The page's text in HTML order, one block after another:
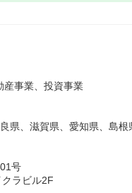
産事業、投資事業
県、滋賀県、愛知県、島
号
ラビル2F